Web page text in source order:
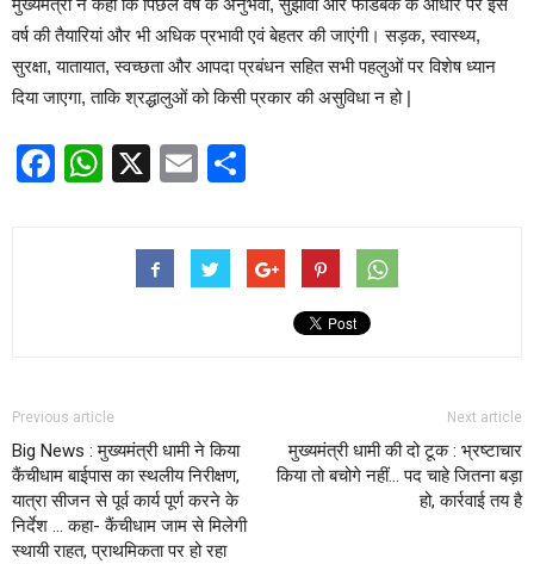
मुख्यमंत्री ने कहा कि पिछले वर्ष के अनुभवों, सुझावों और फीडबैक के आधार पर इस
वर्ष की तैयारियां और भी अधिक प्रभावी एवं बेहतर की जाएंगी। सड़क, स्वास्थ्य,
सुरक्षा, यातायात, स्वच्छता और आपदा प्रबंधन सहित सभी पहलुओं पर विशेष ध्यान
दिया जाएगा, ताकि श्रद्धालुओं को किसी प्रकार की असुविधा न हो |
Facebook
WhatsApp
X Email
Previous article
Big News : मुख्यमंत्री धामी ने किया
कैंचीधाम बाईपास का स्थलीय निरीक्षण,
यात्रा सीजन से पूर्व कार्य पूर्ण करने के
निर्देश … कहा- कैंचीधाम जाम से मिलेगी
स्थायी राहत, प्राथमिकता पर हो रहा
Next article
मुख्यमंत्री धामी की दो टूक : भ्रष्टाचार
किया तो बचोगे नहीं… पद चाहे जितना बड़ा
हो, कार्रवाई तय है